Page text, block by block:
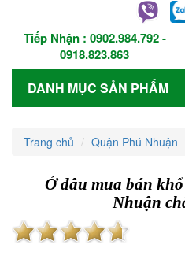
Tiếp Nhận : 0902.984.792-
0918.823.863
DANH MỤC SẢN PHẨM
Trang chủ Quận Phú Nhuận
Ở đâu mua bán
Nhuận